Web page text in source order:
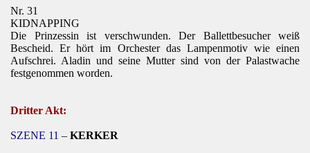
Nr. 31
KIDNAPPING
Die Prinzessin ist verschwunden. Der Ballettbesucher weiß
Bescheid. Er hört im Orchester das Lampenmotiv wie einen
Aufschrei. Aladin und seine Mutter sind von der Palastwache
festgenommen worden.
Dritter Akt:
SZENE 11 – KERKER